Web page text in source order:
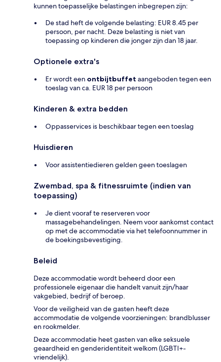
kunnen toepasselijke belastingen inbegrepen zijn:
De stad heft de volgende belasting: EUR 8.45 per
persoon, per nacht. Deze belasting is niet van
toepassing op kinderen die jonger zijn dan 18 jaar.
Optionele extra's
Er wordt een ontbijtbuffet aangeboden tegen een
toeslag van ca. EUR 18 per persoon
Kinderen & extra bedden
Oppasservices is beschikbaar tegen een toeslag
Huisdieren
Voor assistentiedieren gelden geen toeslagen
Zwembad, spa & fitnessruimte (indien van
toepassing)
Je dient vooraf te reserveren voor
massagebehandelingen. Neem voor aankomst contact
op met de accommodatie via het telefoonnummer in
de boekingsbevestiging.
Beleid
Deze accommodatie wordt beheerd door een
professionele eigenaar die handelt vanuit zijn/haar
vakgebied, bedrijf of beroep.
Voor de veiligheid van de gasten heeft deze
accommodatie de volgende voorzieningen: brandblusser
en rookmelder.
Deze accommodatie heet gasten van elke seksuele
geaardheid en genderidentiteit welkom (LGBTI+-
vriendelijk).